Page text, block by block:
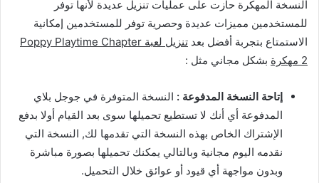
النسخة المهكرة حازت على عمليات تنزيل عديدة لأنها توفر
للمستخدمين مميزات عديدة وحصرية توفر للمستخدمين إمكانية
الاستمتاع بتجربة أفضل بعد
تنزيل لعبة Poppy Playtime Chapter
2 مهكرة
بشكل مجاني مثل :
إتاحة النسخة المدفوعة : النسخة المتوفرة في جوجل بلاي
المدفوعة أي أنك لا تستطيع تحميلها سوى بعد القيام أولا بدفع
الإشتراك الخاص بهذه النسخة التي تقدمها لك, النسخة التي
نقدمه اليوم مجانية وبالتالي يمكنك تحميلها بصورة مباشرة
وبدون مواجهة أي قيود أو عوائق خلال التحميل.